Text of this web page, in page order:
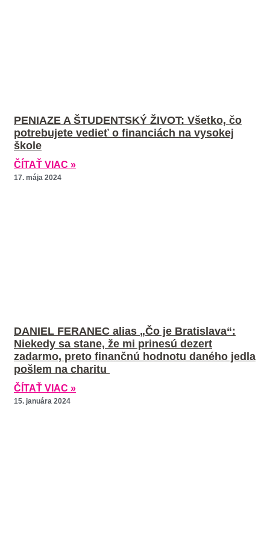
PENIAZE A ŠTUDENTSKÝ ŽIVOT: Všetko, čo
potrebujete vedieť o financiách na vysokej
škole
ČÍTAŤ VIAC »
17. mája 2024
DANIEL FERANEC alias „Čo je Bratislava“:
Niekedy sa stane, že mi prinesú dezert
zadarmo, preto finančnú hodnotu daného jedla
pošlem na charitu
ČÍTAŤ VIAC »
15. januára 2024